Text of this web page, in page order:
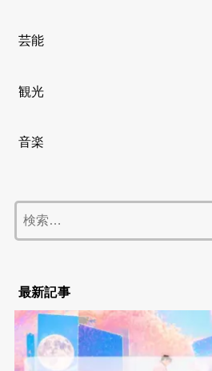
芸能
観光
音楽
索:
最新記事